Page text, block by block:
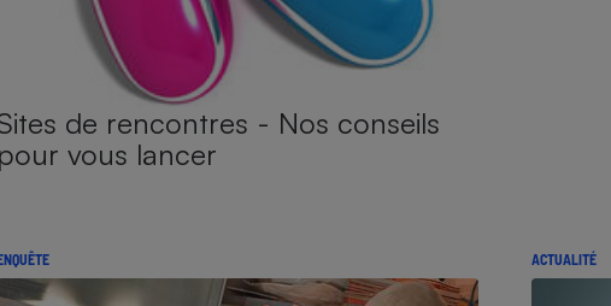
de rencontres - Nos conseils
pour vous lancer
ACTUALITÉ